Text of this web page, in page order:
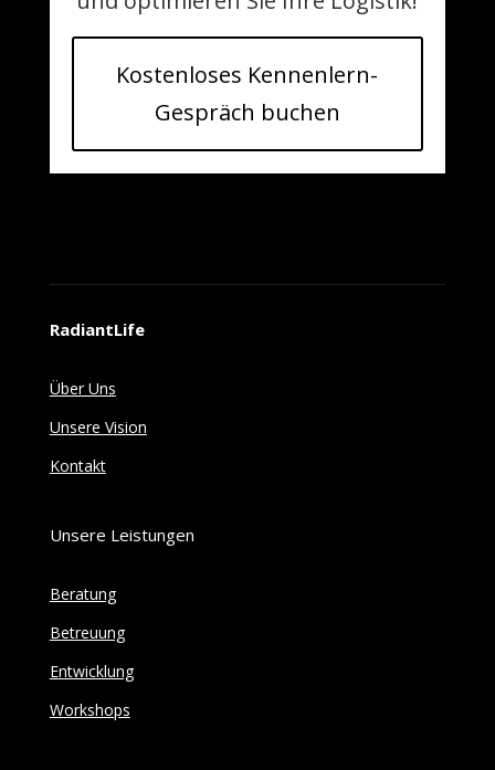
Kostenloses Kennenlern-
Gespräch buchen
RadiantLife
Über Uns
Unsere Vision
Kontakt
Unsere Leistungen
Beratung
Betreuung
Entwicklung
Workshops